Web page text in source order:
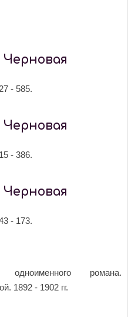
- 585.
редакция. Часть 6
- 386.
редакция. Часть 4
- 173.
редакция. Часть 2
одноименного романа.
1892 - 1902 гг.